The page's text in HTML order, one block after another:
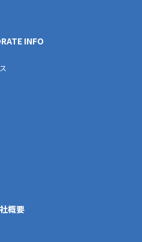
INFO
概要